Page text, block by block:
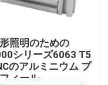
照明のための
シリーズ6063 T5
のアルミニウム プ
ィール